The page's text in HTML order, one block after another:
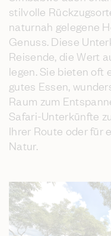
stilvolle
naturnah gelegene
Genuss. Diese
Reisende, die Wert
legen. Sie bieten oft
gutes Essen,
Raum zum
Safari-Unterkünfte
Ihrer Route oder für
Natur.